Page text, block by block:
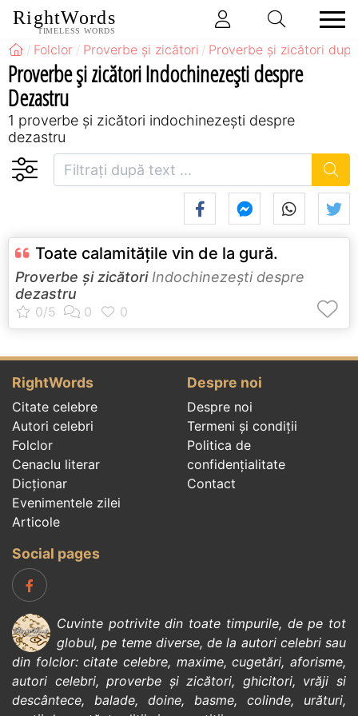
RightWords
TIMELESS WORDS
Folclor Proverbe și zicători Proverbe și zicători
Proverbe și zicători Indochinezeşti despre
Dezastru
1 proverbe și zicători indochinezeşti despre
dezastru
Toate calamităţile vin de la gură.
Proverbe și zicătoriIndochinezeşti despre
dezastru
RightWords
Citate celebre
Autori celebri
Folclor
Cenaclu literar
Dicționar
Evenimentele zilei
Articole
Despre noi
Despre noi
Termeni și condiții
Politica de
confidenţialitate
Contact
Social pages
Cuvinte potrivite din toate timpurile, de pe tot
globul, pe teme diverse, de la autori celebrisau
din folclor:citate celebre, maxime,cugetări,aforisme,
autori celebri,proverbe și zicători, ghicitori, vrăji si
descântece, balade, doine, basme, colinde, urături,